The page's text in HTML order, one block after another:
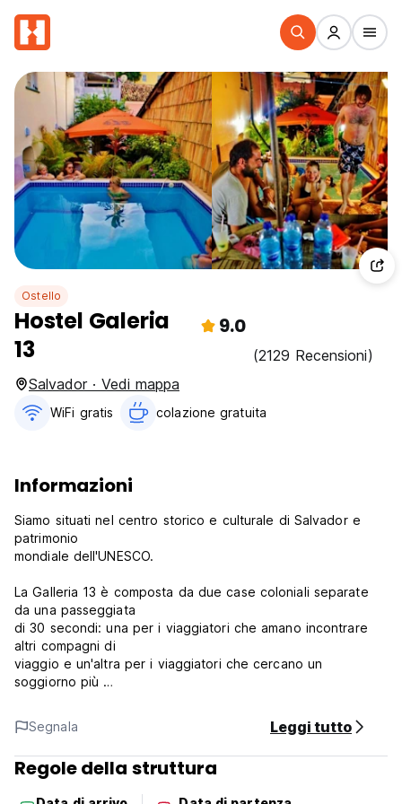
Ostello
Hostel Galeria
13
9.0
(2129 Recensioni)
Salvador · Vedi mappa
WiFi gratis colazione gratuita‎
Informazioni
Siamo situati nel centro storico e culturale di Salvador e
patrimonio
mondiale dell'UNESCO.
La Galleria 13 è composta da due case coloniali separate
da una passeggiata
di 30 secondi: una per i viaggiatori che amano incontrare
altri compagni di
viaggio e un'altra per i viaggiatori che cercano un
soggiorno più
modo che
possiamo provare ad accontentarvi di conseguenza.
Nel nostro primo anno siamo stati votati come miglior ostello
Segnala Leggi tutto
Regole della struttura